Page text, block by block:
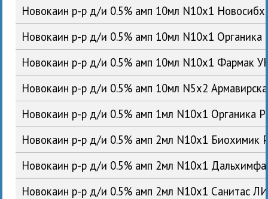
Новокаин р-р д/и 0.5% амп 10мл N10x1
Новокаин р-р д/и 0.5% амп 10мл N10x1
Новокаин р-р д/и 0.5% амп 10мл N10x1 Фармак
Новокаин р-р д/и 0.5% амп 10мл N5x2
Новокаин р-р д/и 0.5% амп 1мл N10x1 Органика
Новокаин р-р д/и 0.5% амп 2мл N10x1 Биохимик
Новокаин р-р д/и 0.5% амп 2мл N10x1
Новокаин р-р д/и 0.5% амп 2мл N10x1 Санитас